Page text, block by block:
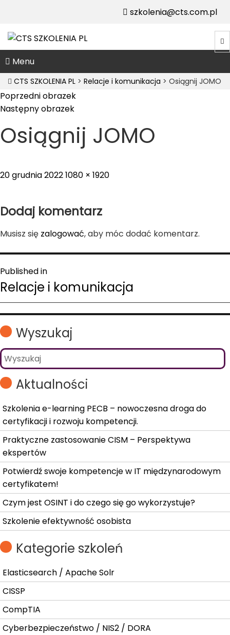
szkolenia@cts.com.pl
Menu
CTS SZKOLENIA PL > Relacje i komunikacja > Osiągnij JOMO
Poprzedni obrazek
Następny obrazek
Osiągnij JOMO
Posted
20 grudnia 2022Full
1080 × 1920
Dodaj komentarz
Musisz się zalogować, aby móc dodać komentarz.
Nawigacja
wpisu
Published in
Relacje i komunikacja
Wyszukaj
Aktualności
Szkolenia e-learning PECB – nowoczesna droga do
certyfikacji i rozwoju kompetencji.
Praktyczne zastosowanie CISM – Perspektywa
ekspertów
Potwierdź swoje kompetencje w IT międzynarodowym
certyfikatem!
Czym jest OSINT i do czego się go wykorzystuje?
Szkolenie efektywność osobista
Kategorie szkoleń
Elasticsearch / Apache Solr
CISSP
CompTIA
Cyberbezpieczeństwo / NIS2 / DORA